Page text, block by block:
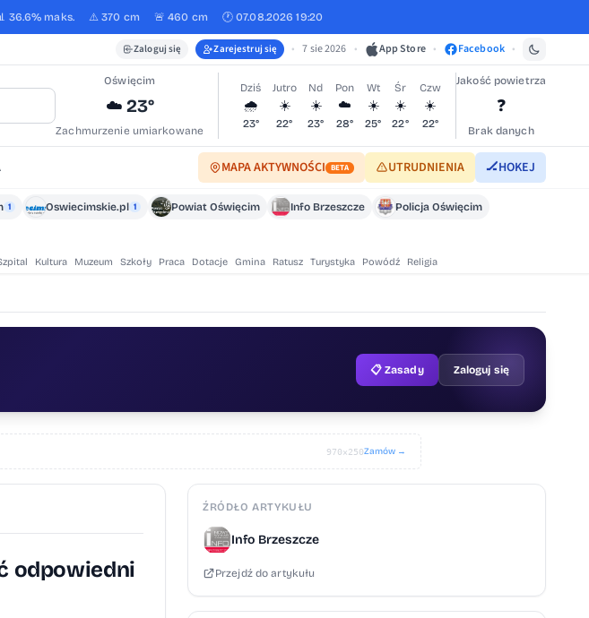
36.6% maks. ⚠️ 370 cm 🚨 460 cm 🕐 07.08.2026 19:20
Zaloguj się Zarejestruj się • 7 sie 2026 • App Store • Facebook •
Oświęcim
☁️ 23°
Zachmurzenie umiarkowane
Dziś
🌧️
23°
Jutro
☀️
22°
Nd
☀️
23°
Pon
☁️
28°
Wt
☀️
25°
Śr
☀️
22°
Czw
☀️
22°
Jakość powietrza
❓
Brak danych
MAPA AKTYWNOŚCI BETA UTRUDNIENIA 🏒HOKEJ
1 Oswiecimskie.pl 1 Powiat Oświęcim Info Brzeszcze
Policja Oświęcim
Kultura Muzeum Szkoły Praca Dotacje Gmina Ratusz Turystyka Powódź Religia
📋 Zasady Zaloguj się
970×250Zamów →
odpowiedni
ŹRÓDŁO ARTYKUŁU
Info Brzeszcze
Przejdź do artykułu